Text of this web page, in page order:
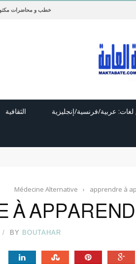
خطب و محاضرات
عربية/فرنسية/إنجليزية الثقافية
Médecine Alternative › apprendre à
À
BY BOUTAHAR